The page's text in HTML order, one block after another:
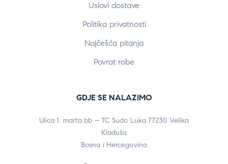
Uslovi dostave
Politika privatnosti
Najčešća pitanja
Povrat robe
GDJE SE NALAZIMO
Ulica 1. marta bb – TC Sudo Luka 77230 Velika
Kladuša
Bosna i Hercegovina